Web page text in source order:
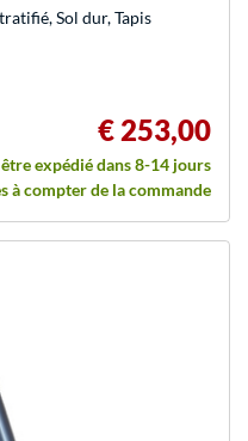
Sol dur, Tapis
€ 253,00
expédié dans 8-14 jours
à compter de la commande